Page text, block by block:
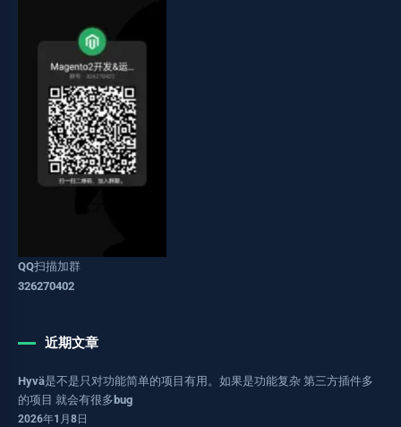
QQ扫描加群
326270402
近期文章
Hyvä是不是只对功能简单的项目有用。如果是功能复杂 第三方插件多
的项目 就会有很多bug
2026年1月8日